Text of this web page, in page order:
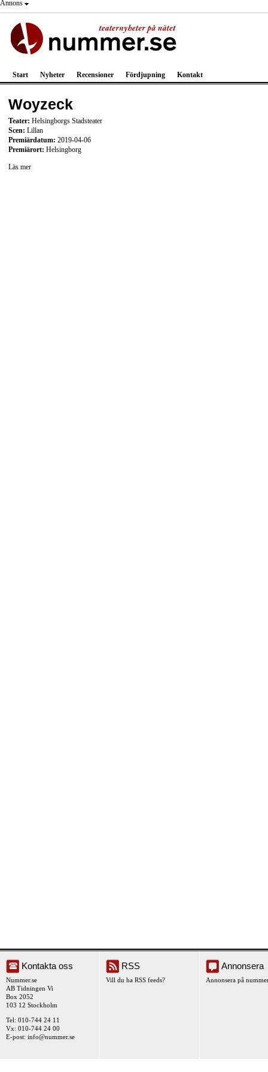
Annons
Start Nyheter Recensioner Fördjupning Kontakt
Woyzeck
Teater: Helsingborgs Stadsteater
Scen: Lillan
Premiärdatum: 2019-04-06
Premiärort: Helsingborg
Läs mer
Kontakta oss
Nummer.se
AB Tidningen Vi
Box 2052
103 12 Stockholm
Tel: 010-744 24 11
Vx: 010-744 24 00
E-post: info@nummer.se
RSS
Vill du ha RSS feeds?
Annonsera
Annonsera på